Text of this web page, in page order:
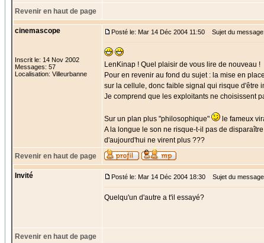
Revenir en haut de page
cinemascope
Inscrit le: 14 Nov 2002
Messages: 57
Localisation: Villeurbanne
Posté le: Mar 14 Déc 2004 11:50 Sujet du message:
LenKinap ! Quel plaisir de vous lire de nouveau !
Pour en revenir au fond du sujet : la mise en
sur la cellule, donc faible signal qui risque d'être
Je comprend que les exploitants ne choisissent
Sur un plan plus "philosophique"
le fameux
A la longue le son ne risque-t-il pas de
d'aujourd'hui ne virent plus ???
Revenir en haut de page
Invité Posté le: Mar 14 Déc 2004 18:30 Sujet du
Quelqu'un d'autre a t'il essayé?
Revenir en haut de page